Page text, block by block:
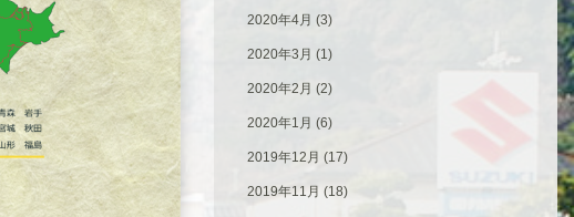
2020年4月 (3)
2020年3月 (1)
2020年2月 (2)
2020年1月 (6)
2019年12月 (17)
2019年11月 (18)